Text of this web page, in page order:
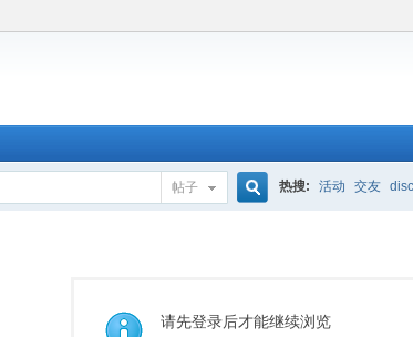
帖子
索
热搜: 活动 交友
请先登录后才能继续浏览